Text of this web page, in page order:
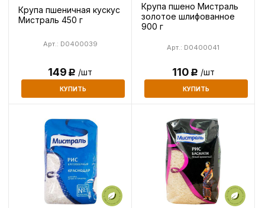
Крупа пшеничная кускус
Мистраль 450 г
Арт.: D0400039
149Р /шт
КУПИТЬ
Крупа пшено Мистраль
золотое шлифованное
900 г
Арт.: D0400041
110Р /шт
КУПИТЬ